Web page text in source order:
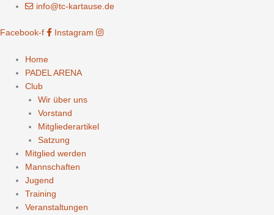
Zum
springen
info@tc-kartause.de
Facebook-f Instagram
Home
PADEL ARENA
Club
Wir über uns
Vorstand
Mitgliederartikel
Satzung
Mitglied werden
Mannschaften
Jugend
Training
Veranstaltungen